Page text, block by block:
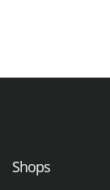
Shops